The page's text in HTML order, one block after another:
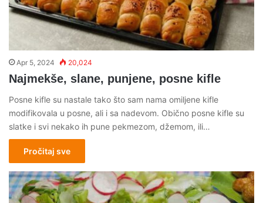
Apr 5, 2024 20,024
Najmekše, slane, punjene, posne kifle
Posne kifle su nastale tako što sam nama omiljene kifle
modifikovala u posne, ali i sa nadevom. Obično posne kifle su
slatke i svi nekako ih pune pekmezom, džemom, ili…
Pročitaj sve